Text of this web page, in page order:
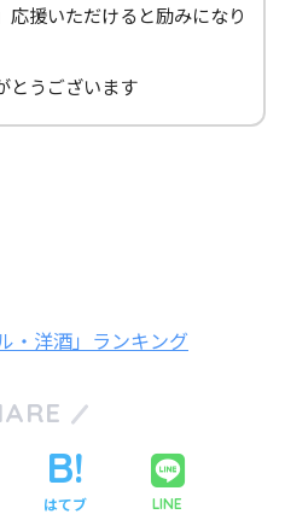
応援いただけると励みになり
とうございます
・洋酒」ランキング
はてブ LINE